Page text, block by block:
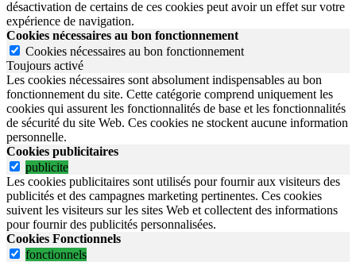
désactivation de certains de ces cookies peut avoir un effet sur votre
expérience de navigation.
Cookies nécessaires au bon fonctionnement
Cookies nécessaires au bon fonctionnement
Toujours activé
Les cookies nécessaires sont absolument indispensables au bon
fonctionnement du site. Cette catégorie comprend uniquement les
cookies qui assurent les fonctionnalités de base et les fonctionnalités
de sécurité du site Web. Ces cookies ne stockent aucune information
personnelle.
Cookies publicitaires
publicite
Les cookies publicitaires sont utilisés pour fournir aux visiteurs des
publicités et des campagnes marketing pertinentes. Ces cookies
suivent les visiteurs sur les sites Web et collectent des informations
pour fournir des publicités personnalisées.
Cookies Fonctionnels
fonctionnels